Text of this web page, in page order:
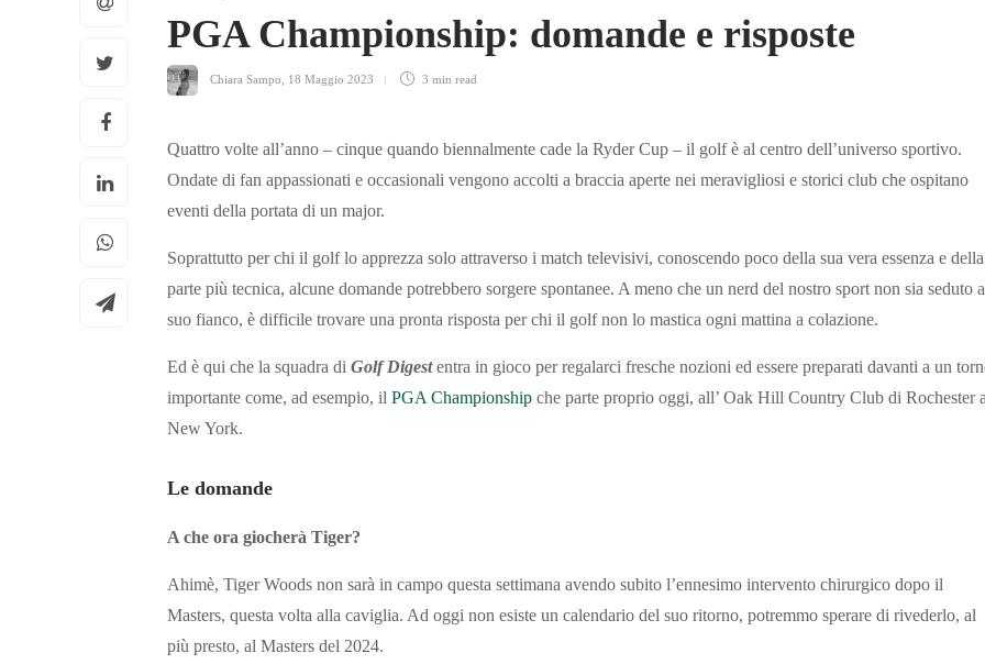
PGA Championship: domande e risposte
Chiara Sampo 18 Maggio 2023 3 min read
Quattro volte all’anno – cinque quando biennalmente cade la Ryder Cup – il golf è al centro dell’universo sportivo.
Ondate di fan appassionati e occasionali vengono accolti a braccia aperte nei meravigliosi e storici club che ospitano
eventi della portata di un major.
Soprattutto per chi il golf lo apprezza solo attraverso i match televisivi, conoscendo poco della sua vera essenza e della
parte più tecnica, alcune domande potrebbero sorgere spontanee. A meno che un nerd del nostro sport non sia seduto
suo fianco, è difficile trovare una pronta risposta per chi il golf non lo mastica ogni mattina a colazione.
Ed è qui che la squadra di Golf Digestentra in gioco per regalarci fresche nozioni ed essere preparati davanti a un
importante come, ad esempio, il PGA Championship che parte proprio oggi, all’ Oak Hill Country Club di Rochester
New York.
Le domande
A che ora giocherà Tiger?
Ahimè, Tiger Woods non sarà in campo questa settimana avendo subito l’ennesimo intervento chirurgico dopo il
Masters, questa volta alla caviglia. Ad oggi non esiste un calendario del suo ritorno, potremmo sperare di rivederlo, al
più presto, al Masters del 2024.